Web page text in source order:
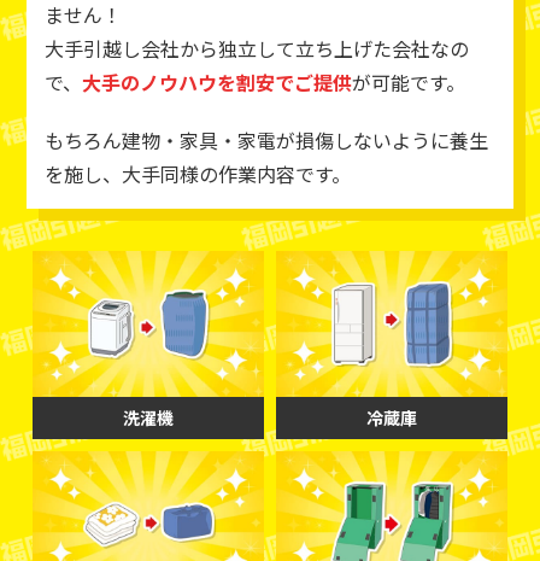
ません！
大手引越し会社から独立して立ち上げた会社なの
で、 大手のノウハウを割安でご提供が可能です。
もちろん建物・家具・家電が損傷しないように養生
を施し、大手同様の作業内容です。
洗濯機 冷蔵庫